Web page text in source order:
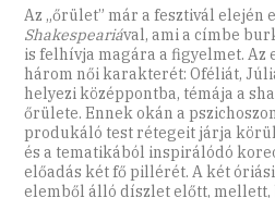
Az „őrület” már a fesztivál elején
Shakespeariával, ami a címbe
is felhívja magára a figyelmet. Az
három női karakterét: Oféliát,
helyezi középpontba, témája a
őrülete. Ennek okán a
produkáló test rétegeit járja
és a tematikából inspirálódó
előadás két fő pillérét. A két
elemből álló díszlet előtt, mellett,